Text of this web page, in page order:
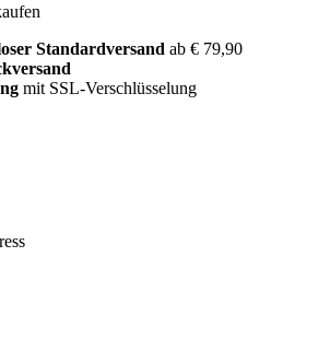
Standardversand ab € 79,90
mit SSL-Verschlüsselung